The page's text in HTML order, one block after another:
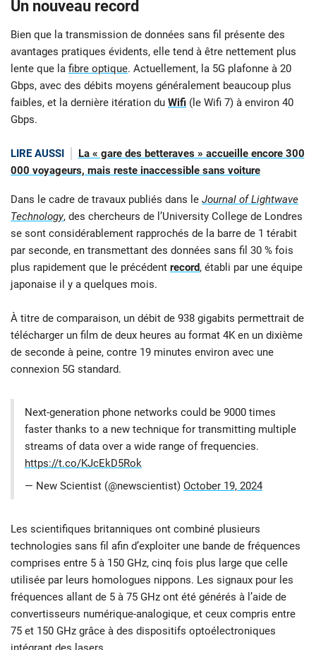
Un nouveau record
Bien que la transmission de données sans fil présente des
avantages pratiques évidents, elle tend à être nettement plus
lente que la fibre optique. Actuellement, la 5G plafonne à 20
Gbps, avec des débits moyens généralement beaucoup plus
faibles, et la dernière itération du Wifi (le Wifi 7) à environ 40
Gbps.
LIRE AUSSI
La « gare des betteraves » accueille encore 300
000 voyageurs, mais reste inaccessible sans voiture
Dans le cadre de travaux publiés dans le Journal of Lightwave
Technology, des chercheurs de l’University College de Londres
se sont considérablement rapprochés de la barre de 1 térabit
par seconde, en transmettant des données sans fil 30 % fois
plus rapidement que le précédent record, établi par une équipe
japonaise il y a quelques mois.
À titre de comparaison, un débit de 938 gigabits permettrait de
télécharger un film de deux heures au format 4K en un dixième
de seconde à peine, contre 19 minutes environ avec une
connexion 5G standard.
Next-generation phone networks could be 9000 times
faster thanks to a new technique for transmitting multiple
streams of data over a wide range of frequencies.
https://t.co/KJcEkD5Rok
— New Scientist (@newscientist) October 19, 2024
Les scientifiques britanniques ont combiné plusieurs
technologies sans fil afin d’exploiter une bande de fréquences
comprises entre 5 à 150 GHz, cinq fois plus large que celle
utilisée par leurs homologues nippons. Les signaux pour les
fréquences allant de 5 à 75 GHz ont été générés à l’aide de
convertisseurs numérique-analogique, et ceux compris entre
75 et 150 GHz grâce à des dispositifs optoélectroniques